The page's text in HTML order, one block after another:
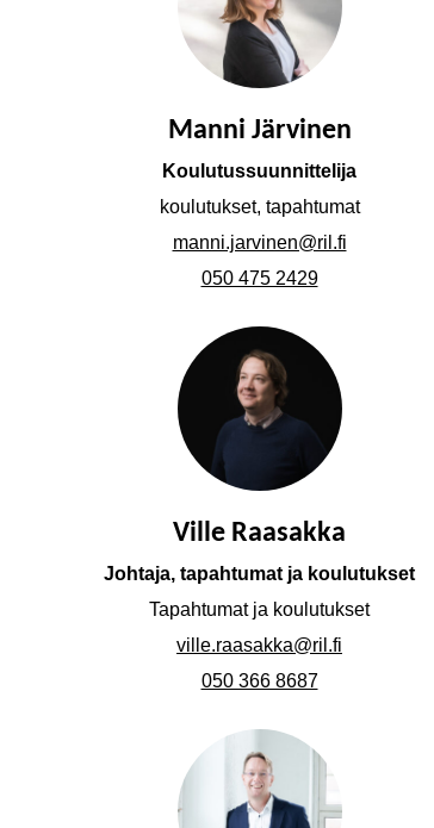
Manni Järvinen
Koulutussuunnittelija
koulutukset, tapahtumat
manni.jarvinen@ril.fi
050 475 2429
Ville Raasakka
Johtaja, tapahtumat ja koulutukset
Tapahtumat ja koulutukset
ville.raasakka@ril.fi
050 366 8687